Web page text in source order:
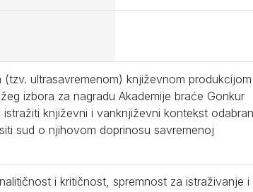
ultrasavremenom) književnom
izbora za nagradu Akademije braće Gonkur
književni i vanknjiževni kontekst
sud o njihovom doprinosu savremenoj
i kritičnost, spremnost za istraživanje i